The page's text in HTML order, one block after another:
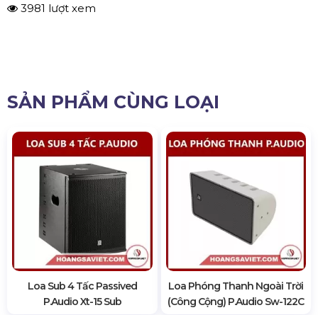
3981 lượt xem
SẢN PHẨM CÙNG LOẠI
Loa Sub 4 Tấc Passived
P.audio Xt-15 Sub
Loa Phóng Thanh Ngoài Trời
(Công Cộng) P.audio Sw-122C